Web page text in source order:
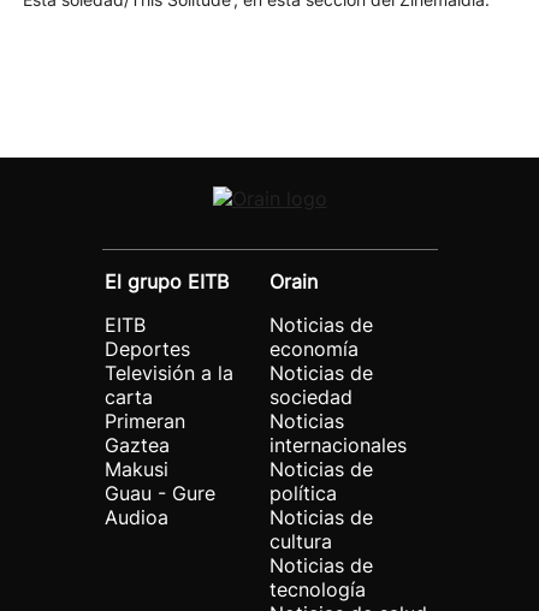
El grupo EITB
EITB
Deportes
Televisión a la
carta
Primeran
Gaztea
Makusi
Guau - Gure
Audioa
Orain
Noticias de
economía
Noticias de
sociedad
Noticias
internacionales
Noticias de
política
Noticias de
cultura
Noticias de
tecnología